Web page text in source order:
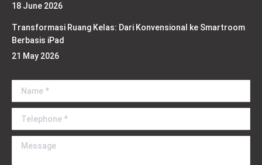
18 June 2026
Transformasi Ruang Kelas: Dari Konvensional ke Smartroom
Berbasis iPad
21 May 2026
Name *
Telephone *
Message